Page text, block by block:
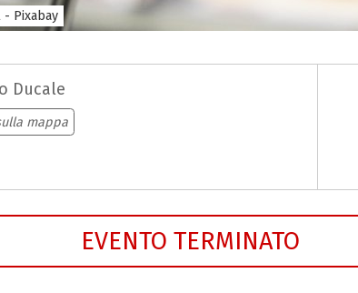
Pixabay
Ducale
mappa
EVENTO TERMINATO